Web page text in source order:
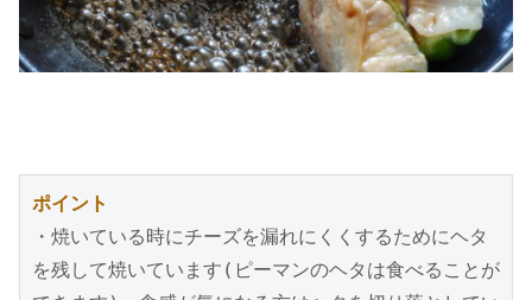
ポイント
・焼いている時にチーズを漏れにくくするためにヘタ
を残して焼いています(ピーマンのヘタは食べることが